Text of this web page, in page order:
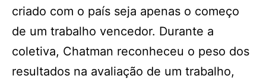
criado com o país seja apenas o começo
de um trabalho vencedor. Durante a
coletiva, Chatman reconheceu o peso dos
resultados na avaliação de um trabalho,